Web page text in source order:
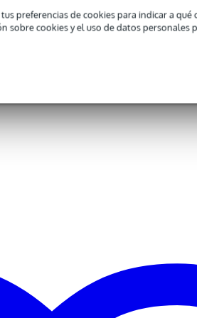
preferencias de cookies para indicar a
sobre cookies y el uso de datos personales
bolsillo